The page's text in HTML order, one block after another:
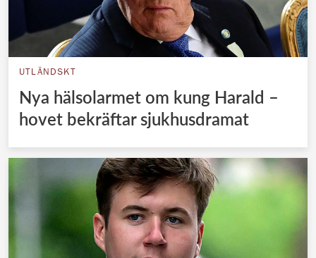
UTLÄNDSKT
Nya hälsolarmet om kung Harald –
hovet bekräftar sjukhusdramat